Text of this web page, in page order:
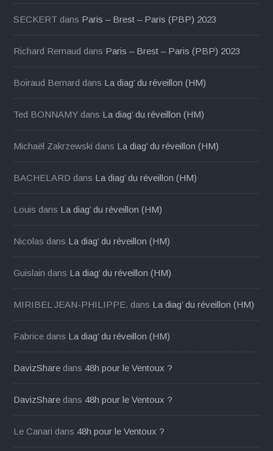
SECKERT dans Paris – Brest – Paris (PBP) 2023
Richard Remaud dans Paris – Brest – Paris (PBP) 2023
Boiraud Bernard dans La diag’ du réveillon (HM)
Ted BONNAMY dans La diag’ du réveillon (HM)
Michaël Zakrzewski dans La diag’ du réveillon (HM)
BACHELARD dans La diag’ du réveillon (HM)
Louis dans La diag’ du réveillon (HM)
Nicolas dans La diag’ du réveillon (HM)
Guislain dans La diag’ du réveillon (HM)
MIRIBEL JEAN-PHILIPPE. dans La diag’ du réveillon (HM)
Fabrice dans La diag’ du réveillon (HM)
DavizShare dans 48h pour le Ventoux ?
DavizShare dans 48h pour le Ventoux ?
Le Canari dans 48h pour le Ventoux ?